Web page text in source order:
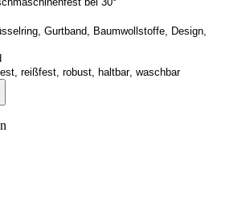
Gurtband, Baumwollstoffe, Design,
reißfest, robust, haltbar, waschbar